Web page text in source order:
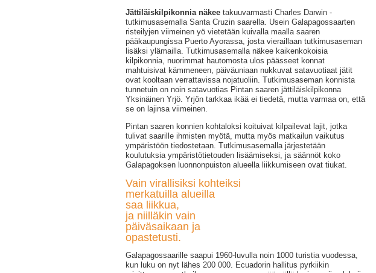
Jättiläiskilpikonnia näkee takuuvarmasti Charles Darwin -
tutkimusasemalla Santa Cruzin saarella. Usein Galapagossaarten
risteilyjen viimeinen yö vietetään kuivalla maalla saaren
pääkaupungissa Puerto Ayorassa, josta vieraillaan tutkimusaseman
lisäksi ylämailla. Tutkimusasemalla näkee kaikenkokoisia
kilpikonnia, nuorimmat hautomosta ulos päässeet konnat
mahtuisivat kämmeneen, päiväuniaan nukkuvat satavuotiaat jätit
ovat kooltaan verrattavissa nojatuoliin. Tutkimusaseman konnista
tunnetuin on noin satavuotias Pintan saaren jättiläiskilpikonna
Yksinäinen Yrjö. Yrjön tarkkaa ikää ei tiedetä, mutta varmaa on, että
se on lajinsa viimeinen.
Pintan saaren konnien kohtaloksi koituivat kilpailevat lajit, jotka
tulivat saarille ihmisten myötä, mutta myös matkailun vaikutus
ympäristöön tiedostetaan. Tutkimusasemalla järjestetään
koulutuksia ympäristötietouden lisäämiseksi, ja säännöt koko
Galapagoksen luonnonpuiston alueella liikkumiseen ovat tiukat.
Vain virallisiksi kohteiksi
merkatuilla alueilla
saa liikkua,
ja niilläkin vain
päiväsaikaan ja
opastetusti.
Galapagossaarille saapui 1960-luvulla noin 1000 turistia vuodessa,
kun luku on nyt lähes 200 000. Ecuadorin hallitus pyrkiikin